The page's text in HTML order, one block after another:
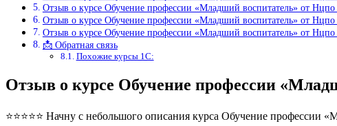
Отзыв о курсе Обучение профессии «Младший воспитатель» от Нцпо
Отзыв о курсе Обучение профессии «Младший воспитатель» от
Отзыв о курсе Обучение профессии «Младший воспитатель» от
📩 Обратная связь
Похожие курсы 1С:
Отзыв о курсе Обучение профессии
⭐⭐⭐⭐⭐ Начну с небольшого описания курса Обучение профессии